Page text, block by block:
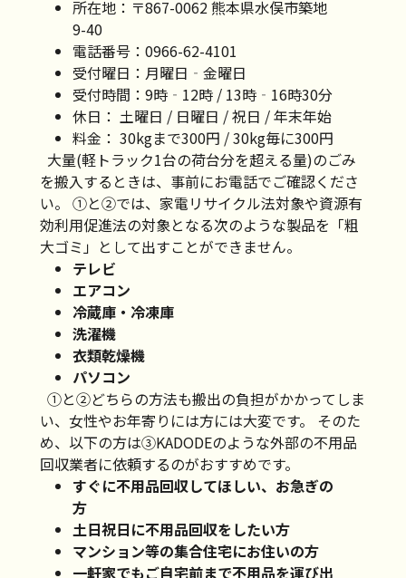
所在地：〒867-0062 熊本県水俣市築地
9-40
電話番号：0966-62-4101
受付曜日：月曜日‐金曜日
受付時間：9時‐12時 / 13時‐16時30分
休日： 土曜日 / 日曜日 / 祝日 / 年末年始
料金： 30kgまで300円 / 30kg毎に300円
大量(軽トラック1台の荷台分を超える量)のごみ
を搬入するときは、事前にお電話でご確認くださ
い。 ①と②では、家電リサイクル法対象や資源有
効利用促進法の対象となる次のような製品を「粗
大ゴミ」として出すことができません。
テレビ
エアコン
冷蔵庫・冷凍庫
洗濯機
衣類乾燥機
パソコン
①と②どちらの方法も搬出の負担がかかってしま
い、女性やお年寄りには方には大変です。 そのた
め、以下の方は③KADODEのような外部の不用品
回収業者に依頼するのがおすすめです。
すぐに不用品回収してほしい、お急ぎの
方
土日祝日に不用品回収をしたい方
マンション等の集合住宅にお住いの方
一軒家でもご自宅前まで不用品を運び出